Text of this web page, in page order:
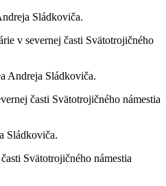
Sládkoviča.
v severnej časti Svätotrojičného
Andreja Sládkoviča.
časti Svätotrojičného námestia
Sládkoviča.
Svätotrojičného námestia